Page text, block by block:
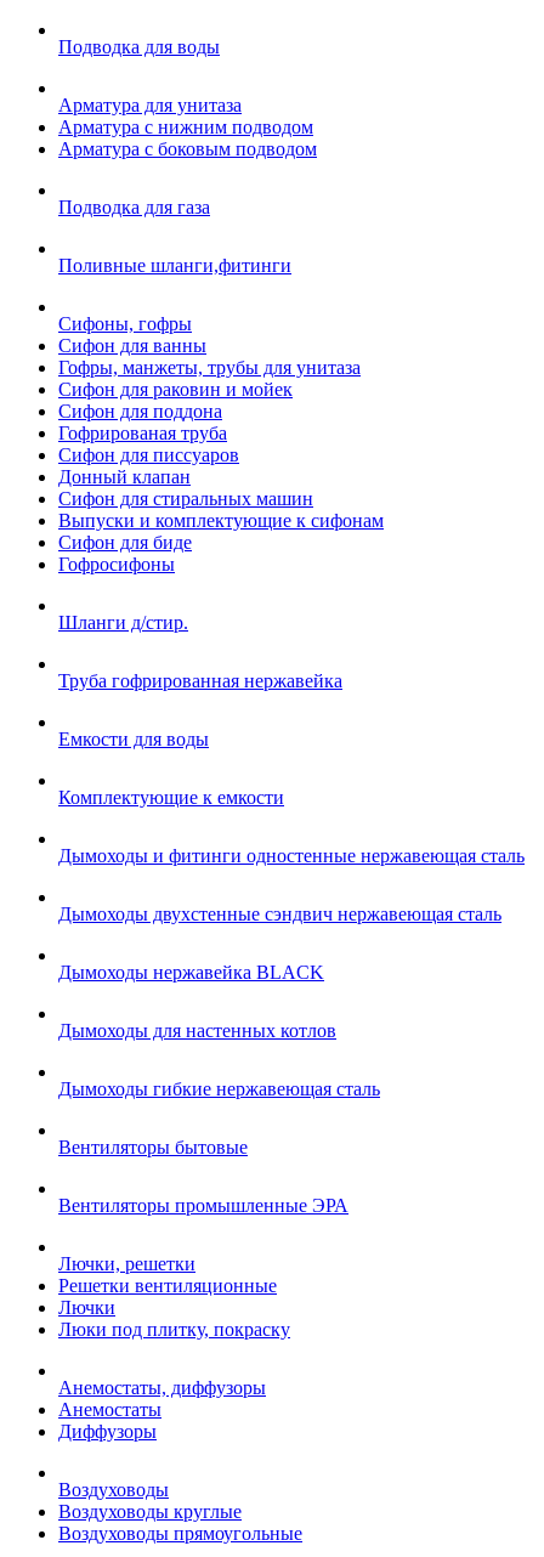
Подводка для воды
Арматура для унитаза
Арматура с нижним подводом
Арматура с боковым подводом
Подводка для газа
Поливные шланги,фитинги
Сифоны, гофры
Сифон для ванны
Гофры, манжеты, трубы для унитаза
Сифон для раковин и мойек
Сифон для поддона
Гофрированая труба
Сифон для писсуаров
Донный клапан
Сифон для стиральных машин
Выпуски и комплектующие к сифонам
Сифон для биде
Гофросифоны
Шланги д/стир.
Труба гофрированная нержавейка
Емкости для воды
Комплектующие к емкости
Дымоходы и фитинги одностенные нержавеющая сталь
Дымоходы двухстенные сэндвич нержавеющая сталь
Дымоходы нержавейка BLACK
Дымоходы для настенных котлов
Дымоходы гибкие нержавеющая сталь
Вентиляторы бытовые
Вентиляторы промышленные ЭРА
Лючки, решетки
Решетки вентиляционные
Лючки
Люки под плитку, покраску
Анемостаты, диффузоры
Анемостаты
Диффузоры
Воздуховоды
Воздуховоды круглые
Воздуховоды прямоугольные